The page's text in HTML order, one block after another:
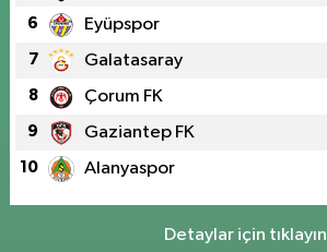
6 Eyüpspor
7 Galatasaray
8 Çorum FK
9 Gaziantep FK
10 Alanyaspor
Detaylar için tıklayın